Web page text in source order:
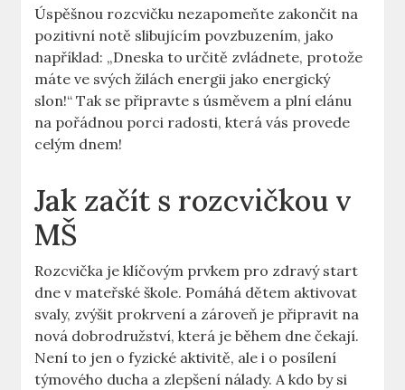
Úspěšnou rozcvičku nezapomeňte zakončit na
pozitivní notě slibujícím povzbuzením, jako
například: „Dneska to určitě zvládnete, protože
máte ve svých žilách energii jako energický
slon!“ Tak se připravte s úsměvem a plní elánu
na pořádnou porci radosti, která vás provede
celým dnem!
Jak začít s rozcvičkou v
MŠ
Rozcvička je klíčovým prvkem pro zdravý start
dne v mateřské škole. Pomáhá dětem aktivovat
svaly, zvýšit prokrvení a zároveň je připravit na
nová dobrodružství, která je během dne čekají.
Není to jen o fyzické aktivitě, ale i o posílení
týmového ducha a zlepšení nálady. A kdo by si